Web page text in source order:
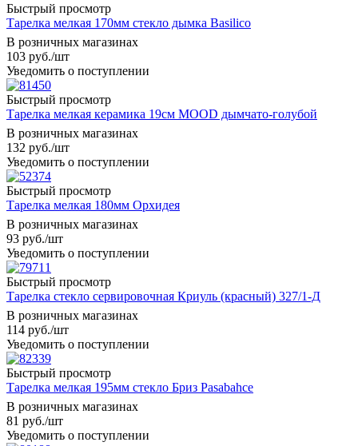
Быстрый просмотр
Тарелка мелкая 170мм стекло дымка Basilico
В розничных магазинах
103 руб./шт
Уведомить о поступлении
Быстрый просмотр
Тарелка мелкая керамика 19см MOOD дымчато-голубой
В розничных магазинах
132 руб./шт
Уведомить о поступлении
Быстрый просмотр
Тарелка мелкая 180мм Орхидея
В розничных магазинах
93 руб./шт
Уведомить о поступлении
Быстрый просмотр
Тарелка стекло сервировочная Криуль (красный) 327/1-Д
В розничных магазинах
114 руб./шт
Уведомить о поступлении
Быстрый просмотр
Тарелка мелкая 195мм стекло Бриз Pasabahce
В розничных магазинах
81 руб./шт
Уведомить о поступлении